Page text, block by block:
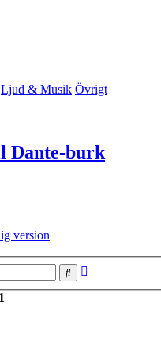
Ljud & Musik Övrigt
Dante-burk
version
Sök
1